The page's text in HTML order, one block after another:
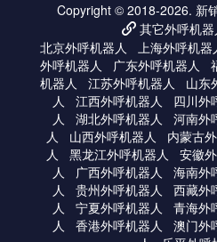
Copyright © 2018-2026. 新
 其它外呼机器
北京外呼机器人
上海外呼机器
外呼机器人
广东外呼机器人
机器人
江苏外呼机器人 山东
人
江西外呼机器人 四川外
人
湖北外呼机器人 河南外
人
山西外呼机器人 内蒙古
人
黑龙江外呼机器人 安徽
人
广西外呼机器人 海南外
人
贵州外呼机器人 西藏外
人
宁夏外呼机器人 青海外
人
香港外呼机器人 澳门外